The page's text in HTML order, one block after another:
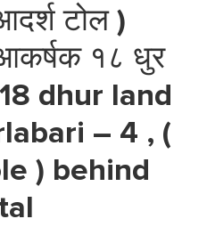
टोल )
१८ धुर
18 dhur land
– 4 , (
) behind